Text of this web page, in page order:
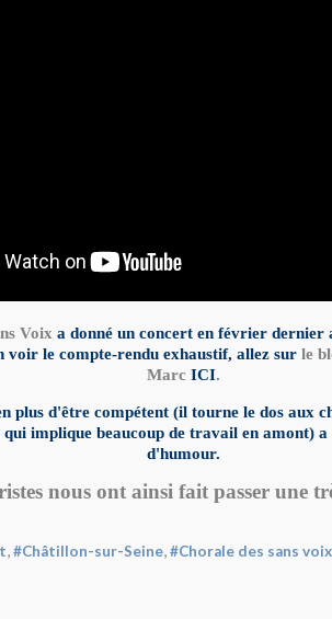
Voix a donné un concert en février dernier
voir le compte-rendu exhaustif, allez sur le
Marc ICI.
plus d'être compétent (il tourne le dos aux
qui implique beaucoup de travail en amont) a
d'humour.
nous ont ainsi fait passer une
,#Châtillon-sur-Seine,#Chorale des sans voix